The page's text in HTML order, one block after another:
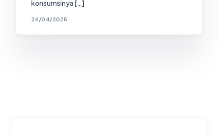
konsumsinya […]
24/04/2025